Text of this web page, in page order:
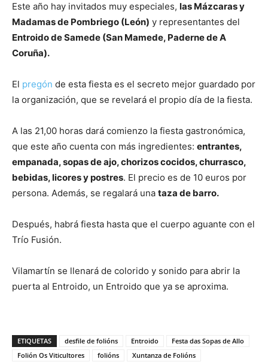
Este año hay invitados muy especiales, las Mázcaras y
Madamas de Pombriego (León) y representantes del
Entroido de Samede (San Mamede, Paderne de A
Coruña).
El pregón de esta fiesta es el secreto mejor guardado por
la organización, que se revelará el propio día de la fiesta.
A las 21,00 horas dará comienzo la fiesta gastronómica,
que este año cuenta con más ingredientes: entrantes,
empanada, sopas de ajo, chorizos cocidos, churrasco,
bebidas, licores y postres. El precio es de 10 euros por
persona. Además, se regalará una taza de barro.
Después, habrá fiesta hasta que el cuerpo aguante con el
Trío Fusión.
Vilamartín se llenará de colorido y sonido para abrir la
puerta al Entroido, un Entroido que ya se aproxima.
ETIQUETAS desfile de folións Entroido
Festa das Sopas de Allo
Folión Os Viticultores
folións Xuntanza de Folións